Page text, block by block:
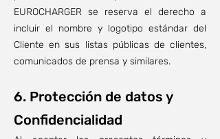
EUROCHARGER se reserva el derecho a
incluir el nombre y logotipo estándar del
Cliente en sus listas públicas de clientes,
comunicados de prensa y similares.
6. Protección de datos y
Confidencialidad